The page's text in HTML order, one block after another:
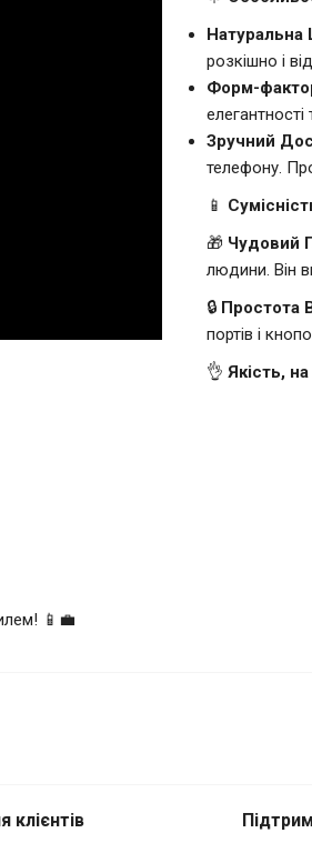
Натуральна
розкішно і
Форм-
Зручний
телефону.
📱
🎁 Чудовий
людини. Він
🔒 Простота
портів і
👌 Якість,
📱💼
Moto G Power (2026)
клієнтів